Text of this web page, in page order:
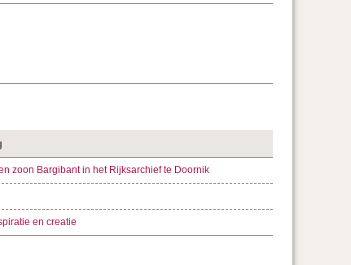
zoon Bargibant in het Rijksarchief te Doornik
en creatie